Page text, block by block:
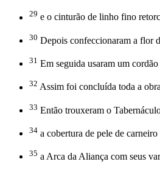
29 e o cinturão de linho fino
30 Depois confeccionaram a flor
31 Em seguida usaram um
32 Assim foi concluída toda a
33 Então trouxeram o
34 a cobertura de pele de
35 a Arca da Aliança com seus